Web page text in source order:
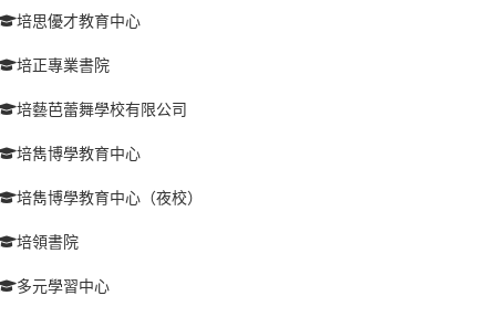
培思優才教育中心
培正專業書院
培藝芭蕾舞學校有限公司
培雋博學教育中心
培雋博學教育中心（夜校）
培領書院
多元學習中心